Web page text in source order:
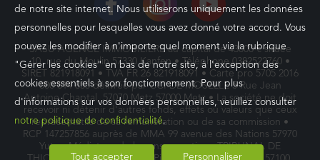
SASU AGENCE IMMOBILIERE au capital de 43000 € située
10, rue du Moulin 57330 Kanfen • Téléphone 0382522760 •
SIRET 821918091 • TVA FR 26 821918091 • Carte pro 5705 2016
000 014 855 délivrée par CCI DE MOSELLE 5 Rue Jean
Antoine Chaptal, 57070 Metz 57000 Metz • La société ne doit
recevoir ni détenir d'autres fonds, effets ou valeurs que ceux
représentatifs de sa rémunération ou de sa commission •
RCP 147257856 auprès de MMA 99 avenue des Nations 57970
Yutz • Médiateur de la consommation : TRIBUNAL DE
de notre site internet. Nous utiliserons uniquement les données
personnelles pour lesquelles vous avez donné votre accord. Vous
pouvez les modifier à n'importe quel moment via la rubrique
"Gérer les cookies" en bas de notre site, à l'exception des
cookies essentiels à son fonctionnement. Pour plus
d'informations sur vos données personnelles, veuillez consulter
notre politique de confidentialité.
Tout accepter Personnaliser